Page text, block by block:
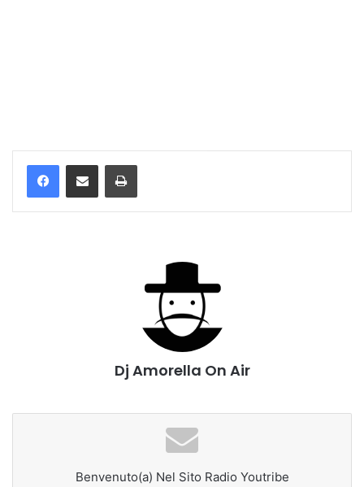
Stampa
Dj Amorella On Air
Benvenuto(a) Nel Sito Radio Youtribe